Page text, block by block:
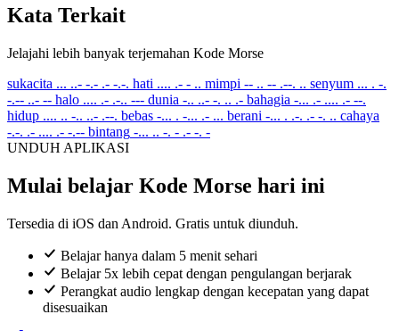
Kata Terkait
Jelajahi lebih banyak terjemahan Kode Morse
sukacita ... ..- -.- .- -.-. hati .... .- - .. mimpi -- .. -- .--. .. senyum ... . -.
-.-- ..- -- halo .... .- .-.. --- dunia -.. ..- -. .. .- bahagia -... .- .... .- --.
hidup .... .. -.. ..- .--. bebas -... . -... .- ... berani -... . .-. .- -. .. cahaya
-.-. .- .... .- -.-- bintang -... .. -. - .- -. -
UNDUH APLIKASI
Mulai belajar Kode Morse hari ini
Tersedia di iOS dan Android. Gratis untuk diunduh.
Belajar hanya dalam 5 menit sehari
Belajar 5x lebih cepat dengan pengulangan berjarak
Perangkat audio lengkap dengan kecepatan yang dapat
disesuaikan